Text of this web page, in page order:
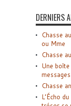
DERNIERS
Chasse
ou Mme
Chasse
Une
Chasse
L’Écho